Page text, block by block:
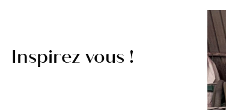
Inspirez vous !